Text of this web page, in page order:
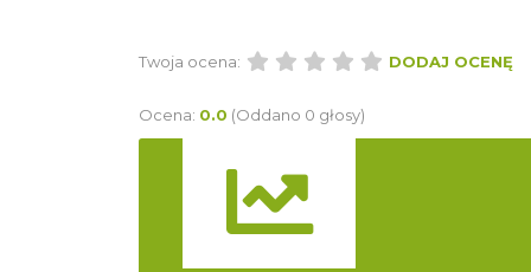
Twoja ocena: DODAJ OCENĘ
Ocena: 0.0 (Oddano 0 głosy)